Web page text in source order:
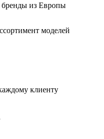
бренды из Европы
моделей
клиенту